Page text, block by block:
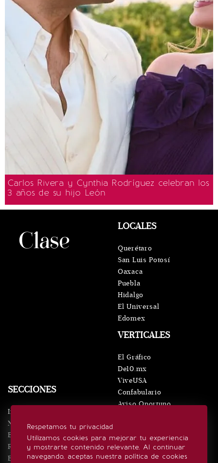
Carlos Rivera y Cynthia Rodríguez celebran los
3 años de su hijo León
Respetamos tu privacidad
Utilizamos cookies para mejorar tu experiencia
y mostrarte contenido relevante. Al continuar
navegando, aceptas nuestra política de cookies
SECCIONES
Inicio
Noticias
Eventos
Realeza
Estilo de vida
VERTICALES
El Gráfico
De10.mx
ViveUSA
Confabulario
Aviso Oportuno
LOCALES
Querétaro
San Luis Potosí
Oaxaca
Puebla
Hidalgo
El Universal
Edomex
SÍGUENOS